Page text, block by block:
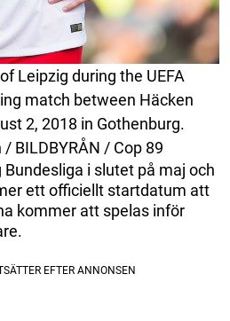
Leipzig during the UEFA
match between Häcken
2, 2018 in Gothenburg.
BILDBYRÅN / Cop 89
i slutet på maj och
ett officiellt startdatum att
kommer att spelas inför